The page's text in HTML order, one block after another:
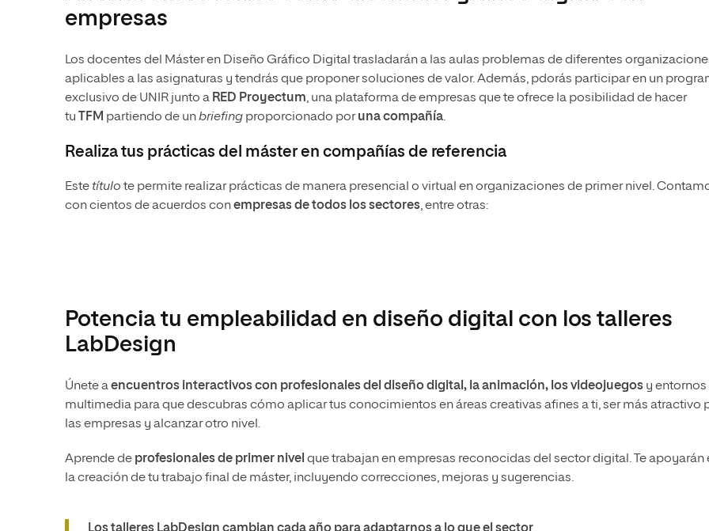
empresas
Los docentes del Máster en Diseño Gráfico Digital trasladarán a las aulas problemas de diferentes
aplicables a las asignaturas y tendrás que proponer soluciones de valor. Además, pdorás participar en un
exclusivo de UNIR junto a RED Proyectum, una plataforma de empresas que te ofrece la posibilidad de hacer
tu
TFM partiendo de unbriefing proporcionado poruna compañía.
Realiza tus prácticas del máster en compañías de referencia
Estetítulo te permite realizar prácticas de manera presencial o virtual en organizaciones de primer nivel.
con cientos de acuerdos conempresas de todos los sectores, entre otras:
Potencia tu empleabilidad en diseño digital con los talleres
LabDesign
Únete aencuentros interactivos con profesionales del diseño digital, la animación, los videojuegos y entornos
multimedia para que descubras cómo aplicar tus conocimientos en áreas creativas afines a ti, ser más atractivo
las empresas y alcanzar otro nivel.
Aprende de profesionales de primer nivel que trabajan en empresas reconocidas del sector digital. Te apoyarán
la creación de tu trabajo final de máster, incluyendo correcciones, mejoras y sugerencias.